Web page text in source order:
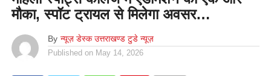
मौका, स्पॉट ट्रायल से मिलेगा अवसर…
By न्यूज़ डेस्क उत्तराखण्ड टुडे न्यूज़
Published on May 14, 2026